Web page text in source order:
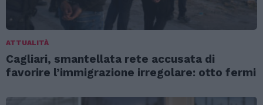
ATTUALITÀ
Cagliari, smantellata rete accusata di
favorire l’immigrazione irregolare: otto fermi